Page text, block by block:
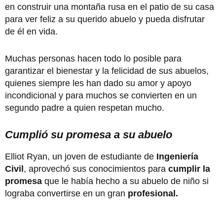
en construir una montaña rusa en el patio de su casa
para ver feliz a su querido abuelo y pueda disfrutar
de él en vida.
Muchas personas hacen todo lo posible para
garantizar el bienestar y la felicidad de sus abuelos,
quienes siempre les han dado su amor y apoyo
incondicional y para muchos se convierten en un
segundo padre a quien respetan mucho.
Cumplió su promesa a su abuelo
Elliot Ryan, un joven de estudiante de Ingeniería
Civil, aprovechó sus conocimientos para cumplir la
promesa que le había hecho a su abuelo de niño si
lograba convertirse en un gran profesional.